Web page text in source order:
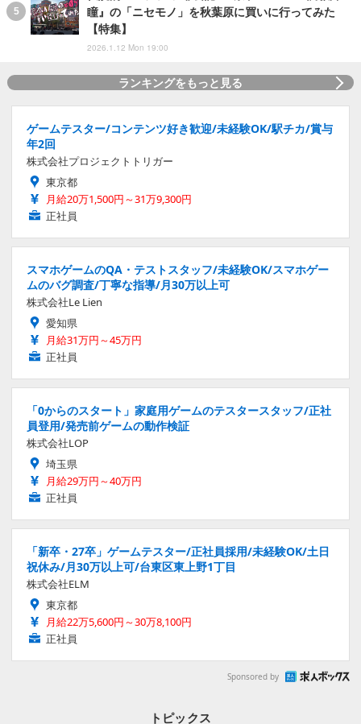
瞳』の「ニセモノ」を秋葉原に買いに行ってみた
【特集】
2026.1.12 Mon 19:00
ランキングをもっと見る
ゲームテスター/コンテンツ好き歓迎/未経験OK/駅チカ/賞与
年2回
株式会社プロジェクトトリガー
東京都
月給20万1,500円～31万9,300円
正社員
スマホゲームのQA・テストスタッフ/未経験OK/スマホゲー
ムのバグ調査/丁寧な指導/月30万以上可
株式会社Le Lien
愛知県
月給31万円～45万円
正社員
「0からのスタート」家庭用ゲームのテスタースタッフ/正社
員登用/発売前ゲームの動作検証
株式会社LOP
埼玉県
月給29万円～40万円
正社員
「新卒・27卒」ゲームテスター/正社員採用/未経験OK/土日
祝休み/月30万以上可/台東区東上野1丁目
株式会社ELM
東京都
月給22万5,600円～30万8,100円
正社員
Sponsored by
トピックス